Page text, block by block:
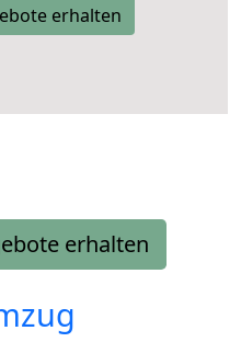
erhalten
erhalten